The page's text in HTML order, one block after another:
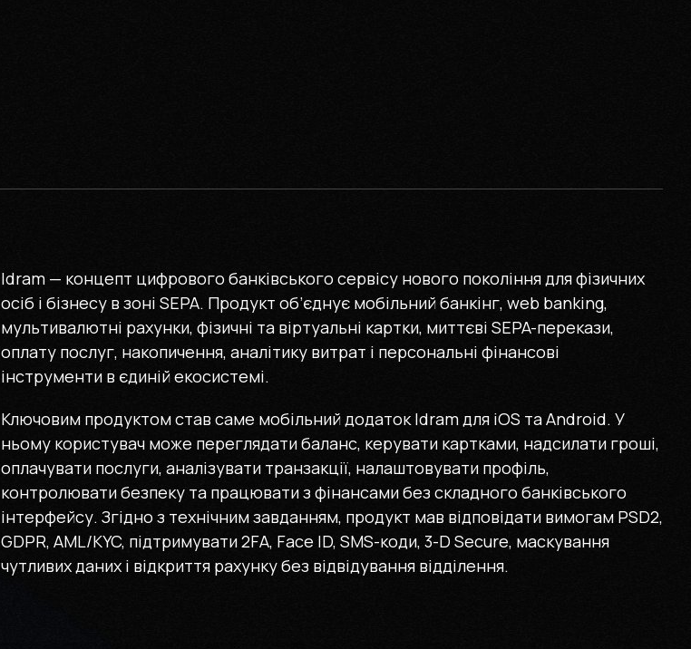
Idram — концепт цифрового банківського сервісу нового покоління для фізичних
осіб і бізнесу в зоні SEPA. Продукт об’єднує мобільний банкінг, web banking,
мультивалютні рахунки, фізичні та віртуальні картки, миттєві SEPA-перекази,
оплату послуг, накопичення, аналітику витрат і персональні фінансові
інструменти в єдиній екосистемі.
Ключовим продуктом став саме мобільний додаток Idram для iOS та Android. У
ньому користувач може переглядати баланс, керувати картками, надсилати гроші,
оплачувати послуги, аналізувати транзакції, налаштовувати профіль,
контролювати безпеку та працювати з фінансами без складного банківського
інтерфейсу. Згідно з технічним завданням, продукт мав відповідати вимогам PSD2,
GDPR, AML/KYC, підтримувати 2FA, Face ID, SMS-коди, 3-D Secure, маскування
чутливих даних і відкриття рахунку без відвідування відділення.